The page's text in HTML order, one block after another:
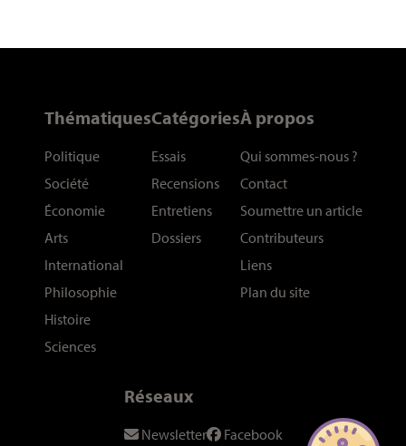
Thématiques
Politique
Société
Économie
Arts
International
Philosophie
Histoire
Sciences
Catégories
Essais
Recensions
Entretiens
Dossiers
À propos
Qui sommes-nous ?
Contact
Soumettre un article
Contributeurs
Liens
Plan du site
Réseaux
Newsletter Facebook